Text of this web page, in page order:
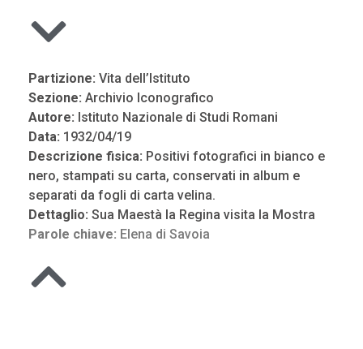
Partizione: Vita dell’Istituto
Sezione: Archivio Iconografico
Autore: Istituto Nazionale di Studi Romani
Data: 1932/04/19
Descrizione fisica: Positivi fotografici in bianco e
nero, stampati su carta, conservati in album e
separati da fogli di carta velina.
Dettaglio: Sua Maestà la Regina visita la Mostra
Parole chiave: Elena di Savoia